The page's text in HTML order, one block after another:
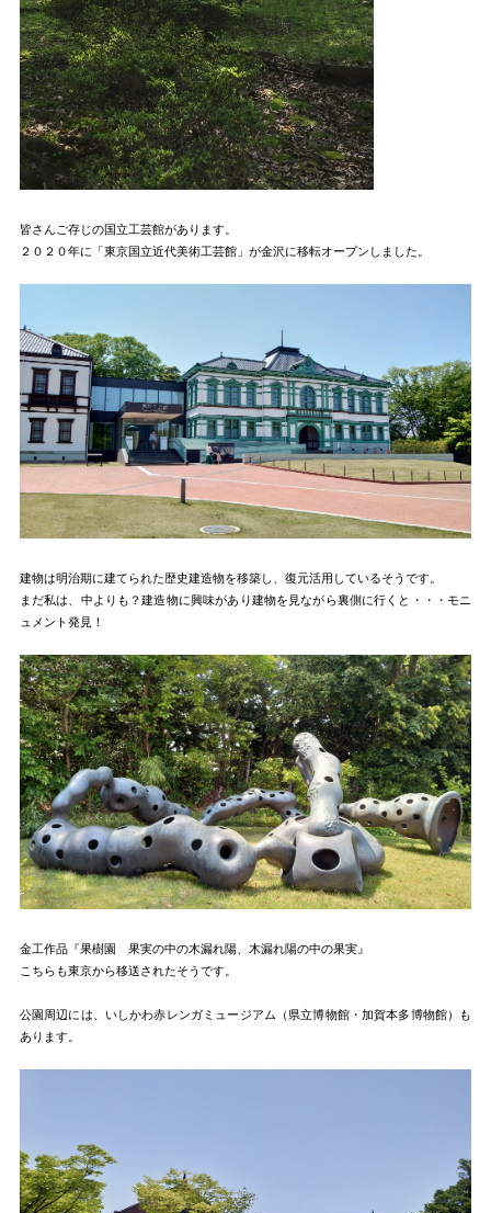
皆さんご存じの国立工芸館があります。
２０２０年に「東京国立近代美術工芸館」が金沢に移転オープンしました。
建物は明治期に建てられた歴史建造物を移築し、復元活用しているそうです。
まだ私は、中よりも？建造物に興味があり建物を見ながら裏側に行くと・・・モニ
ュメント発見！
金工作品『果樹園 果実の中の木漏れ陽、木漏れ陽の中の果実』
こちらも東京から移送されたそうです。
公園周辺には、いしかわ赤レンガミュージアム（県立博物館・加賀本多博物館）も
あります。